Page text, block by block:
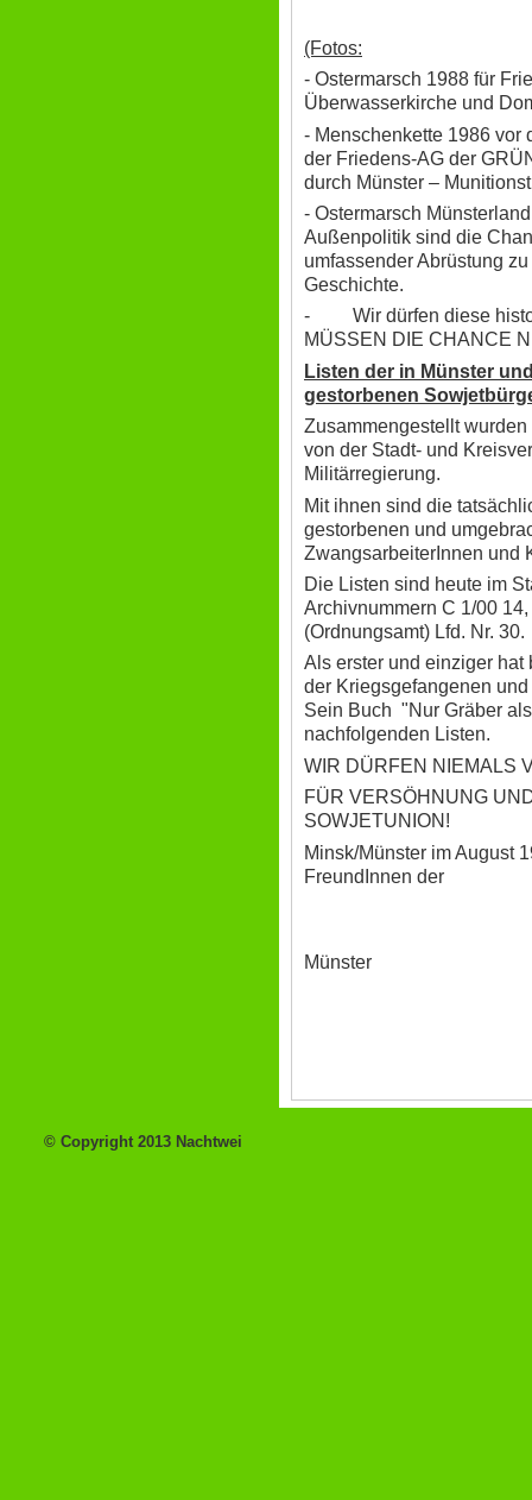
(Fotos:
- Ostermarsch 1988 für
Überwasserkirche und
- Menschenkette 1986 vor
der Friedens-AG der
durch Münster –
- Ostermarsch
Außenpolitik sind die
umfassender Abrüstung
Geschichte.
- Wir dürfen diese
MÜSSEN DIE CHANCE
Listen der in Münster
gestorbenen
Zusammengestellt
von der Stadt- und
Militärregierung.
Mit ihnen sind die
gestorbenen und
ZwangsarbeiterInnen und
Die Listen sind heute im
Archivnummern C 1/00
(Ordnungsamt) Lfd. Nr. 30.
Als erster und einziger
der Kriegsgefangenen
Sein Buch "Nur Gräber
nachfolgenden Listen.
WIR DÜRFEN NIEMALS
FÜR VERSÖHNUNG
SOWJETUNION!
Minsk/Münster im
FreundInnen der
Münster
© Copyright 2013 Nachtwei